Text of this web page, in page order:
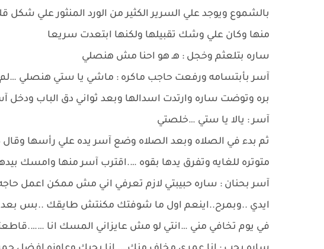
بالشموع ويوجد علي السرير الكثير من الورد المنثور علي
منها وكان علي وشك تقبيلها ولكنها ابتعدت سريعا
ساره بتلعثم وخجل : هـ هو احنا مش هنصلي
آسر بأبتسامه ورفعت حاجب ماكره : ماشي يا ستي هنصلي …لم
بره وتوضت ساره وارتدت اسدالها وبعد ثواني دق الباب ودخل
آسر : يالا يا ستي …خلصتي
ثم بدء في الصلاه وبعد الصلاه وضع آسر يده علي رأسها
متوتره للغايه وتفرق يدها بقوه ….اقترب آسر منها وامسك
آسر بحنان : ساره حبيبتي لازم تعرفي اني مش ممكن اعمل حاجه
ايدي ..وبمرح..اينعم اول ما شوفتك مكنتش طايقك ..بس
في يوم تخافي مني …انتي لو مش عايزاني المسك انا